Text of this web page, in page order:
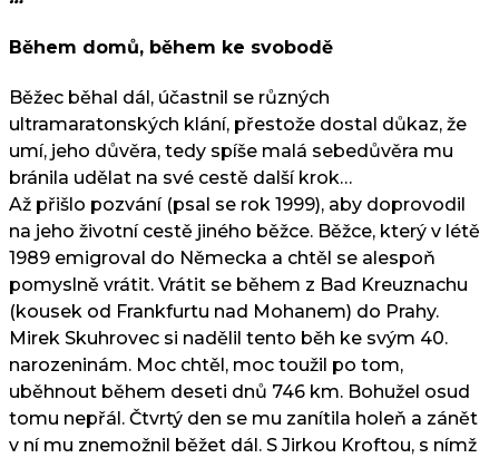
Během domů, během ke svobodě
Běžec běhal dál, účastnil se různých
ultramaratonských klání, přestože dostal důkaz, že
umí, jeho důvěra, tedy spíše malá sebedůvěra mu
bránila udělat na své cestě další krok…
Až přišlo pozvání (psal se rok 1999), aby doprovodil
na jeho životní cestě jiného běžce. Běžce, který v létě
1989 emigroval do Německa a chtěl se alespoň
pomyslně vrátit. Vrátit se během z Bad Kreuznachu
(kousek od Frankfurtu nad Mohanem) do Prahy.
Mirek Skuhrovec si nadělil tento běh ke svým 40.
narozeninám. Moc chtěl, moc toužil po tom,
uběhnout během deseti dnů 746 km. Bohužel osud
tomu nepřál. Čtvrtý den se mu zanítila holeň a zánět
v ní mu znemožnil běžet dál. S Jirkou Kroftou, s nímž